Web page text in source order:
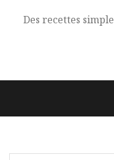
Des recettes